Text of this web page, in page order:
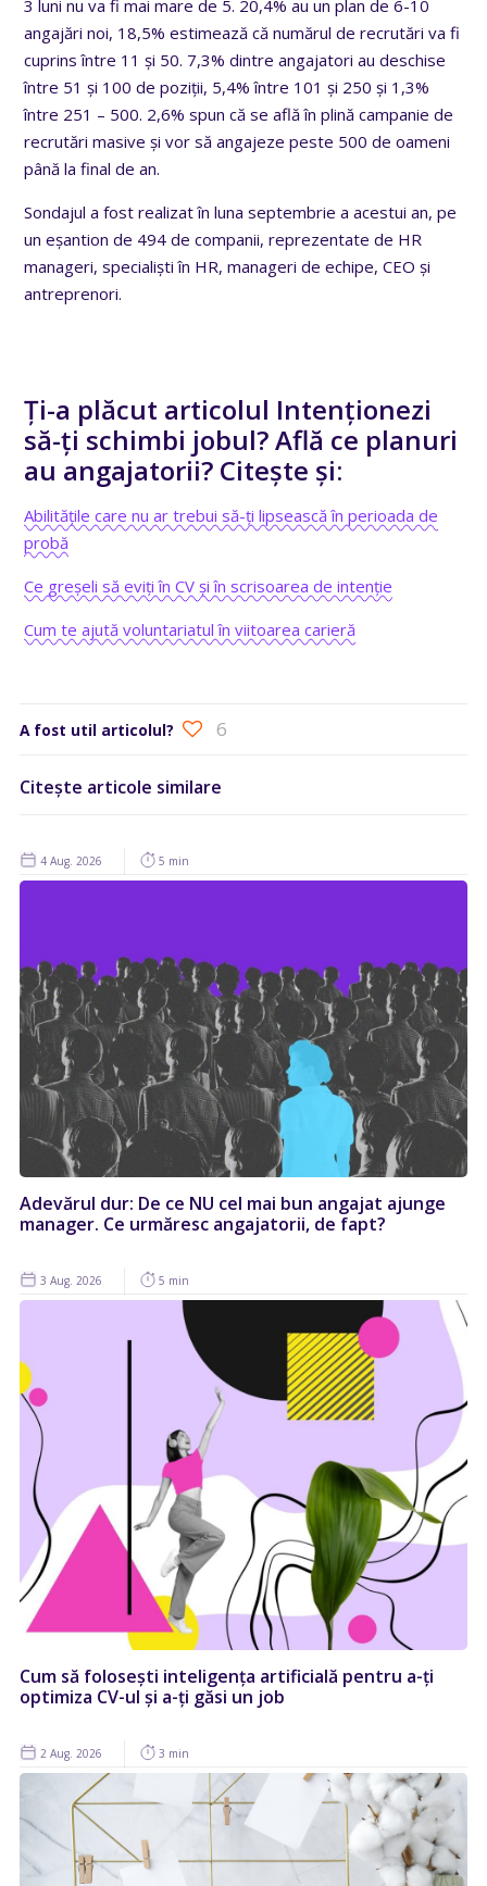
3 luni nu va fi mai mare de 5. 20,4% au un plan de 6-10
angajări noi, 18,5% estimează că numărul de recrutări va fi
cuprins între 11 și 50. 7,3% dintre angajatori au deschise
între 51 și 100 de poziții, 5,4% între 101 și 250 și 1,3%
între 251 – 500. 2,6% spun că se află în plină campanie de
recrutări masive și vor să angajeze peste 500 de oameni
până la final de an.
Sondajul a fost realizat în luna septembrie a acestui an, pe
un eșantion de 494 de companii, reprezentate de HR
manageri, specialiști în HR, manageri de echipe, CEO și
antreprenori.
Ți-a plăcut articolul Intenționezi
să-ți schimbi jobul? Află ce planuri
au angajatorii? Citește și:
Abilitățile care nu ar trebui să-ți lipsească în perioada de
probă
Ce greșeli să eviți în CV și în scrisoarea de intenție
Cum te ajută voluntariatul în viitoarea carieră
A fost util articolul? 6
Citește articole similare
4 Aug. 2026 5 min
Adevărul dur: De ce NU cel mai bun angajat ajunge
manager. Ce urmăresc angajatorii, de fapt?
3 Aug. 2026 5 min
Cum să folosești inteligența artificială pentru a-ți
optimiza CV-ul și a-ți găsi un job
2 Aug. 2026 3 min